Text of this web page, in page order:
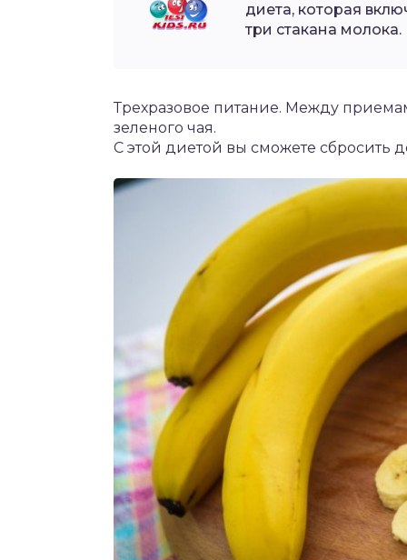
диета, которая
три стакана молока.
Трехразовое питание. Между
зеленого чая.
С этой диетой вы сможете сбросить